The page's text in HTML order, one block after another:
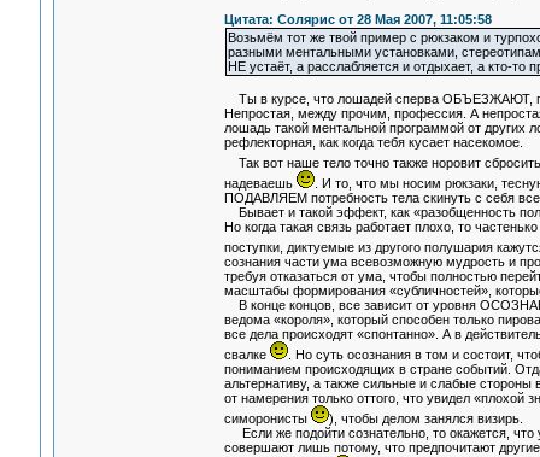
Цитата: Солярис от 28 Мая 2007, 11:05:58
Возьмём тот же твой пример с рюкзаком и
разными ментальными установками,
НЕ устаёт, а расслабляется и отдыхает, а кто-то
Ты в курсе, что лошадей сперва ОБЪЕЗЖАЮТ,
Непростая, между прочим, профессия. А
лошадь такой ментальной программой от
рефлекторная, как когда тебя кусает насекомое.
Так вот наше тело точно также норовит
надеваешь
. И то, что мы носим рюкзаки,
ПОДАВЛЯЕМ потребность тела скинуть с себя все
Бывает и такой эффект, как «разобщенность
Но когда такая связь работает плохо, то
поступки, диктуемые из другого полушария
сознания части ума всевозможную мудрость и
требуя отказаться от ума, чтобы полностью
масштабы формирования «субличностей»,
В конце концов, все зависит от уровня
ведома «короля», который способен только
все дела происходят «спонтанно». А в
свалке
. Но суть осознания в том и состоит,
пониманием происходящих в стране событий.
альтернативу, а также сильные и слабые стороны
от намерения только оттого, что увидел «плохой
симоронисты
), чтобы делом занялся визирь.
Если же подойти сознательно, то окажется, что
совершают лишь потому, что предпочитают